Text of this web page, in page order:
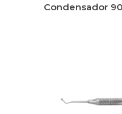
Condensador